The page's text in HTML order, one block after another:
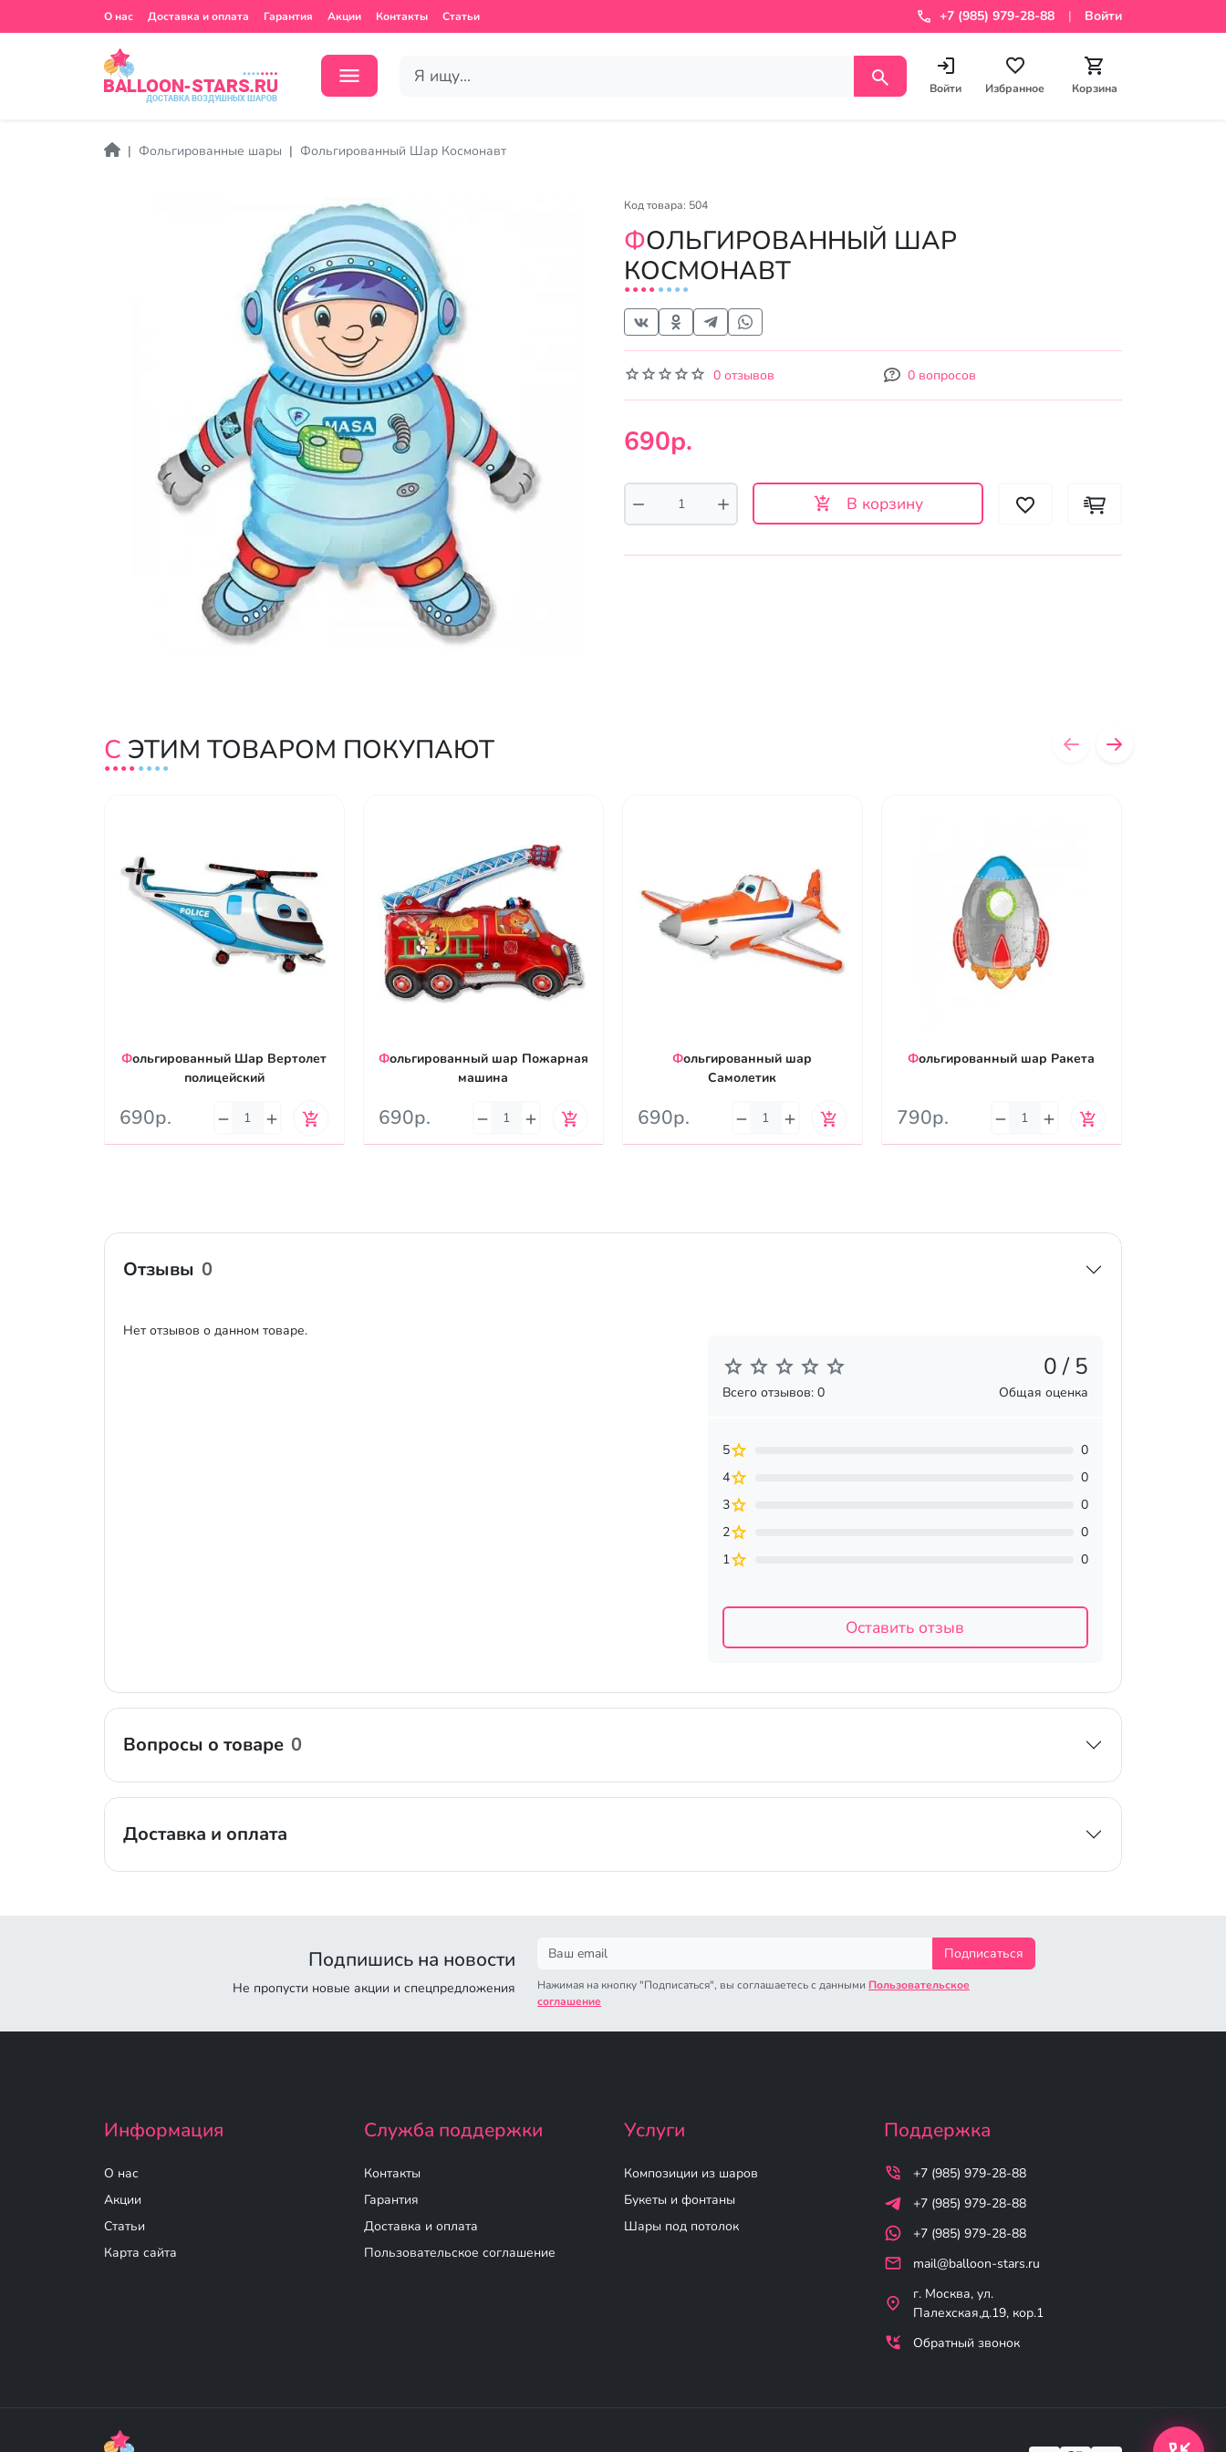
О нас Доставка и оплата Гарантия Акции Контакты Статьи +7 (985) 979-28-88 Войти
Войти Избранное Корзина
Фольгированные шары Фольгированный Шар Космонавт
Код товара: 504
ФОЛЬГИРОВАННЫЙ ШАР
КОСМОНАВТ
0 отзывов 0 вопросов
690р.
В корзину
С ЭТИМ ТОВАРОМ ПОКУПАЮТ
Фольгированный Шар Вертолет
полицейский
690р.
Фольгированный шар Пожарная
машина
690р.
Фольгированный шар
Самолетик
690р.
Фольгированный шар Ракета
790р.
Отзывы 0
Нет отзывов о данном товаре.
0 / 5
Всего отзывов: 0 Общая оценка
5
0
4
0
3
0
2
0
1
0
Оставить отзыв
Вопросы о товаре 0
Доставка и оплата
Подпишись на новости
Не пропусти новые акции и спецпредложения
Подписаться
Нажимая на кнопку "Подписаться", вы соглашаетесь с данными Пользовательское
соглашение
Информация
О нас
Акции
Статьи
Карта сайта
Служба поддержки
Контакты
Гарантия
Доставка и оплата
Пользовательское соглашение
Услуги
Композиции из шаров
Букеты и фонтаны
Шары под потолок
Поддержка
+7 (985) 979-28-88
+7 (985) 979-28-88
+7 (985) 979-28-88
mail@balloon-stars.ru
г. Москва, ул.
Палехская,д.19, кор.1
Обратный звонок